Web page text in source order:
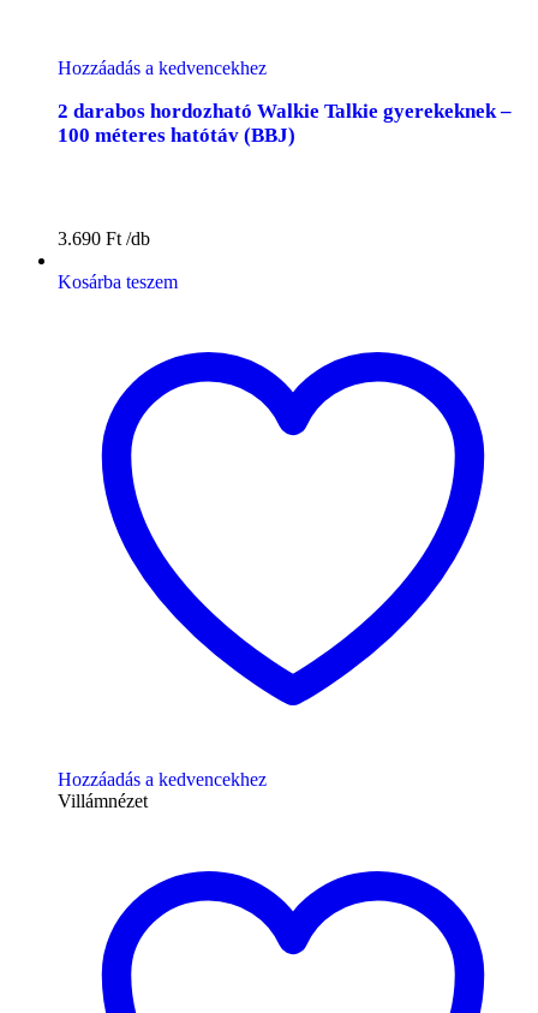
Hozzáadás a kedvencekhez
2 darabos hordozható Walkie Talkie gyerekeknek –
100 méteres hatótáv (BBJ)
3.690 Ft
Kosárba teszem
Hozzáadás a kedvencekhez
Villámnézet